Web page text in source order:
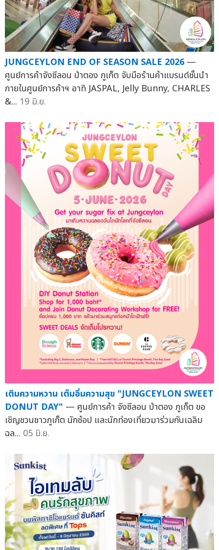
JUNGCEYLON END OF SEASON SALE 2026 —
ศูนย์การค้าจังซีลอน ป่าตอง ภูเก็ต จับมือร้านค้าแบรนด์ชั้นนำ
ภายในศูนย์การค้าฯ อาทิ JASPAL, Jelly Bunny, CHARLES
&... 19 มิ.ย.
เติมความหวาน เต็มอิ่มความสุข "JUNGCEYLON SWEET
DONUT DAY" — ศูนย์การค้า จังซีลอน ป่าตอง ภูเก็ต ขอ
เชิญชวนชาวภูเก็ต นักช้อป และนักท่องเที่ยวมาร่วมกันเฉลิม
ฉล... 05 มิ.ย.